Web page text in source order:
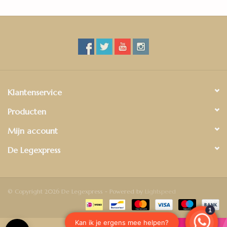
Klantenservice
Producten
Mijn account
De Legexpress
© Copyright 2026 De Legexpress - Powered by Lightspeed